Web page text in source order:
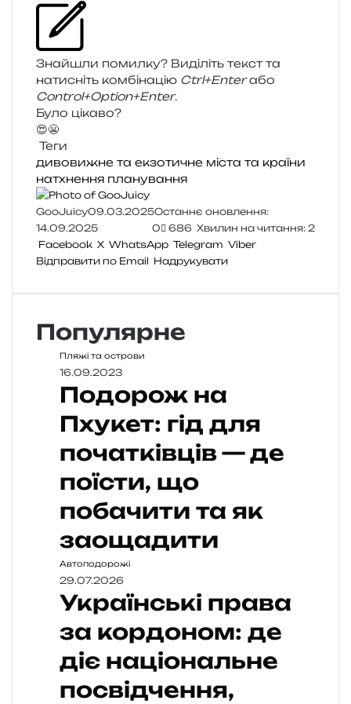
Знайшли помил­ку? Виділіть текст та
нати­сніть ком­бі­на­цію Ctrl+Enterабо
Control+Option+Enter.
Було цікаво?
😍😬
Теги
дивовижне та екзотичне міста та країни
натхнення планування
GooJuicy09.03.2025Останнє оновлення:
14.09.2025
0 686 Хвилин на читання: 2
Facebook X WhatsApp Telegram Viber
Відправити по Email Надрукувати
Популярне
Пляжі та острови
16.09.2023
Подорож на
Пхукет: гід для
початківців — де
поїсти, що
побачити та як
заощадити
Автоподорожі
29.07.2026
Українські права
за кордоном: де
діє національне
посвідчення,